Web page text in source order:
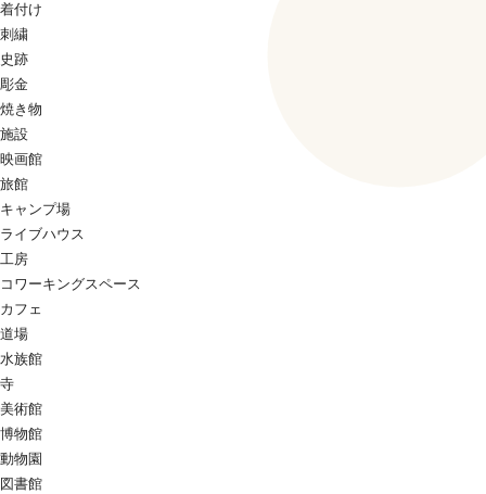
着付け
刺繍
史跡
彫金
焼き物
施設
映画館
旅館
キャンプ場
ライブハウス
工房
コワーキングスペース
カフェ
道場
水族館
寺
美術館
博物館
動物園
図書館